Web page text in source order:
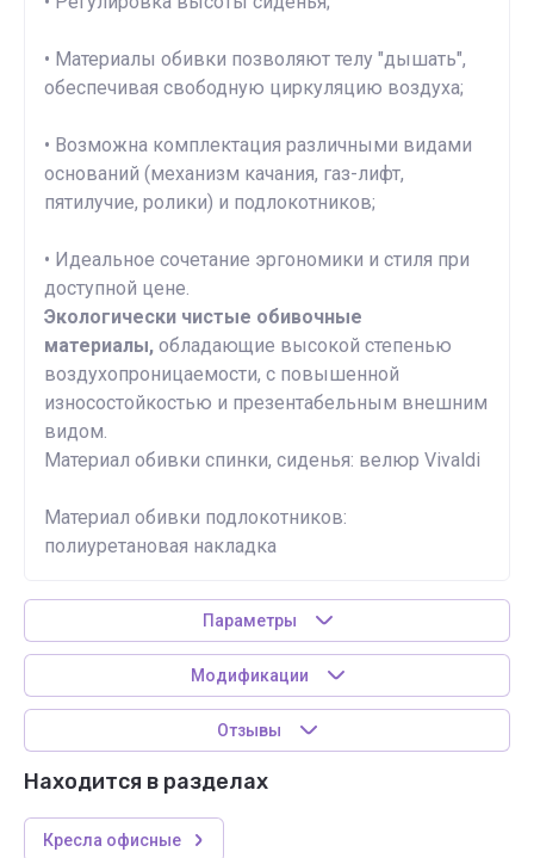
• Материалы обивки позволяют телу "дышать",
обеспечивая свободную циркуляцию воздуха;
• Возможна комплектация различными видами
оснований (механизм качания, газ-лифт,
пятилучие, ролики) и подлокотников;
• Идеальное сочетание эргономики и стиля при
доступной цене.
Экологически чистые обивочные
материалы, обладающие высокой степенью
воздухопроницаемости, с повышенной
износостойкостью и презентабельным внешним
видом.
Материал обивки спинки, сиденья: велюр Vivaldi
Материал обивки подлокотников:
полиуретановая накладка
Параметры
Модификации
Отзывы
Находится в разделах
Кресла офисные